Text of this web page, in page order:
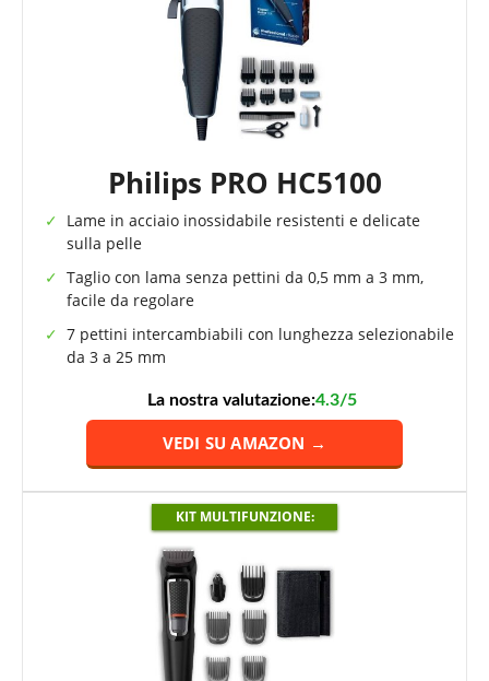
Philips PRO HC5100
Lame in acciaio inossidabile resistenti e delicate
sulla pelle
Taglio con lama senza pettini da 0,5 mm a 3 mm,
facile da regolare
7 pettini intercambiabili con lunghezza selezionabile
da 3 a 25 mm
La nostra valutazione:4.3/5
VEDI SU AMAZON →
KIT MULTIFUNZIONE: